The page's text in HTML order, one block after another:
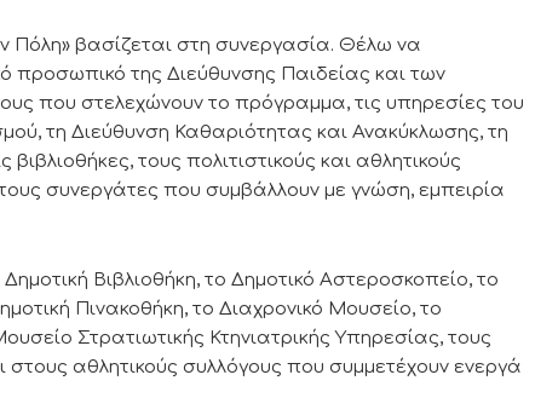
Πόλη» βασίζεται στη συνεργασία. Θέλω να
προσωπικό της Διεύθυνσης Παιδείας και των
που στελεχώνουν το πρόγραμμα, τις υπηρεσίες του
τη Διεύθυνση Καθαριότητας και Ανακύκλωσης, τη
τους πολιτιστικούς και αθλητικούς
συνεργάτες που συμβάλλουν με γνώση, εμπειρία
Δημοτική Βιβλιοθήκη, το Δημοτικό Αστεροσκοπείο, το
Πινακοθήκη, το Διαχρονικό Μουσείο, το
Στρατιωτικής Κτηνιατρικής Υπηρεσίας, τους
αθλητικούς συλλόγους που συμμετέχουν ενεργά